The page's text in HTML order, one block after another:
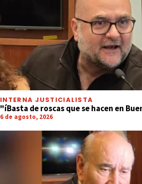
INTERNA JUSTICIALISTA
"íBasta de roscas que se hacen en
6 de agosto, 2026